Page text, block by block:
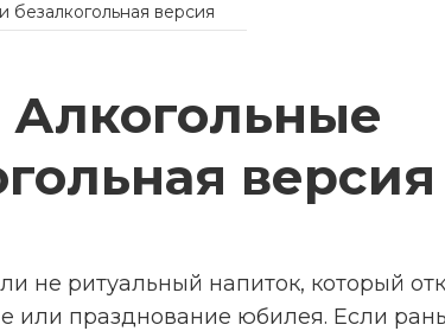
безалкогольная версия
версия
не ритуальный напиток, который
или празднование юбилея. Если